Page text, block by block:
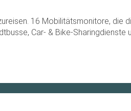
16 Mobilitätsmonitore, die
Car- & Bike-